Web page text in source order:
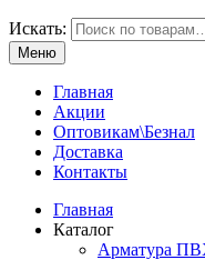
Искать:
Меню
Главная
Акции
Оптовикам\Безнал
Доставка
Контакты
Главная
Каталог
Арматура